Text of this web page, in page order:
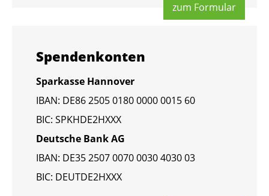
zum For­mu­lar
Spen­den­kon­ten
Spar­kas­se Han­no­ver
IBAN: DE86 2505 0180 0000 0015 60
BIC: SPKHDE2HXXX
Deut­sche Bank AG
IBAN: DE35 2507 0070 0030 4030 03
BIC: DEUT­DE2HXXX